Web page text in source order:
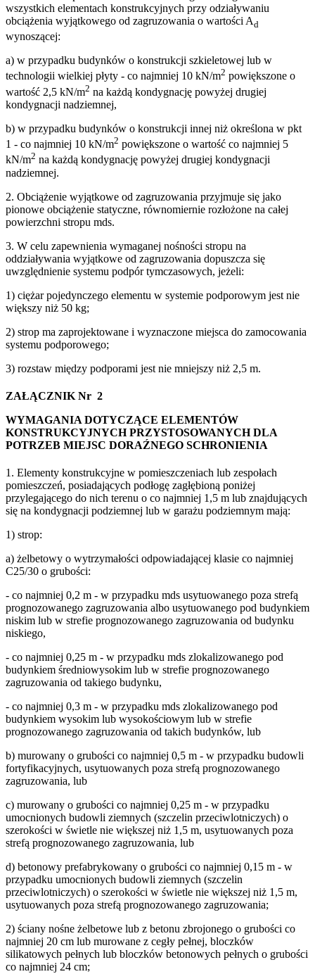
wszystkich elementach konstrukcyjnych przy odziaływaniu
obciążenia wyjątkowego od zagruzowania o wartości Ad
wynoszącej:
a) w przypadku budynków o konstrukcji szkieletowej lub w
technologii wielkiej płyty - co najmniej 10 kN/m2 powiększone o
wartość 2,5 kN/m2 na każdą kondygnację powyżej drugiej
kondygnacji nadziemnej,
b) w przypadku budynków o konstrukcji innej niż określona w pkt
1 - co najmniej 10 kN/m2 powiększone o wartość co najmniej 5
kN/m2 na każdą kondygnację powyżej drugiej kondygnacji
nadziemnej.
2. Obciążenie wyjątkowe od zagruzowania przyjmuje się jako
pionowe obciążenie statyczne, równomiernie rozłożone na całej
powierzchni stropu mds.
3. W celu zapewnienia wymaganej nośności stropu na
oddziaływania wyjątkowe od zagruzowania dopuszcza się
uwzględnienie systemu podpór tymczasowych, jeżeli:
1) ciężar pojedynczego elementu w systemie podporowym jest nie
większy niż 50 kg;
2) strop ma zaprojektowane i wyznaczone miejsca do zamocowania
systemu podporowego;
3) rozstaw między podporami jest nie mniejszy niż 2,5 m.
ZAŁĄCZNIK Nr 2
WYMAGANIA DOTYCZĄCE ELEMENTÓW
KONSTRUKCYJNYCH PRZYSTOSOWANYCH DLA
POTRZEB MIEJSC DORAŹNEGO SCHRONIENIA
1. Elementy konstrukcyjne w pomieszczeniach lub zespołach
pomieszczeń, posiadających podłogę zagłębioną poniżej
przylegającego do nich terenu o co najmniej 1,5 m lub znajdujących
się na kondygnacji podziemnej lub w garażu podziemnym mają:
1) strop:
a) żelbetowy o wytrzymałości odpowiadającej klasie co najmniej
C25/30 o grubości:
- co najmniej 0,2 m - w przypadku mds usytuowanego poza strefą
prognozowanego zagruzowania albo usytuowanego pod budynkiem
niskim lub w strefie prognozowanego zagruzowania od budynku
niskiego,
- co najmniej 0,25 m - w przypadku mds zlokalizowanego pod
budynkiem średniowysokim lub w strefie prognozowanego
zagruzowania od takiego budynku,
- co najmniej 0,3 m - w przypadku mds zlokalizowanego pod
budynkiem wysokim lub wysokościowym lub w strefie
prognozowanego zagruzowania od takich budynków, lub
b) murowany o grubości co najmniej 0,5 m - w przypadku budowli
fortyfikacyjnych, usytuowanych poza strefą prognozowanego
zagruzowania, lub
c) murowany o grubości co najmniej 0,25 m - w przypadku
umocnionych budowli ziemnych (szczelin przeciwlotniczych) o
szerokości w świetle nie większej niż 1,5 m, usytuowanych poza
strefą prognozowanego zagruzowania, lub
d) betonowy prefabrykowany o grubości co najmniej 0,15 m - w
przypadku umocnionych budowli ziemnych (szczelin
przeciwlotniczych) o szerokości w świetle nie większej niż 1,5 m,
usytuowanych poza strefą prognozowanego zagruzowania;
2) ściany nośne żelbetowe lub z betonu zbrojonego o grubości co
najmniej 20 cm lub murowane z cegły pełnej, bloczków
silikatowych pełnych lub bloczków betonowych pełnych o grubości
co najmniej 24 cm;